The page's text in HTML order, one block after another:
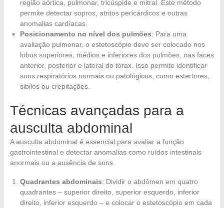
região aórtica, pulmonar, tricúspide e mitral. Este método
permite detectar sopros, atritos pericárdicos e outras
anomalias cardíacas.
Posicionamento no nível dos pulmões: Para uma
avaliação pulmonar, o estetoscópio deve ser colocado nos
lobos superiores, médios e inferiores dos pulmões, nas faces
anterior, posterior e lateral do tórax. Isso permite identificar
sons respiratórios normais ou patológicos, como estertores,
sibilos ou crepitações.
Técnicas avançadas para a
ausculta abdominal
A ausculta abdominal é essencial para avaliar a função
gastrointestinal e detectar anomalias como ruídos intestinais
anormais ou a ausência de sons.
Quadrantes abdominais: Dividir o abdômen em quatro
quadrantes – superior direito, superior esquerdo, inferior
direito, inferior esquerdo – e colocar o estetoscópio em cada